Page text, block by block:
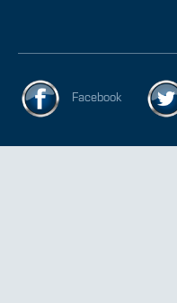
Facebook